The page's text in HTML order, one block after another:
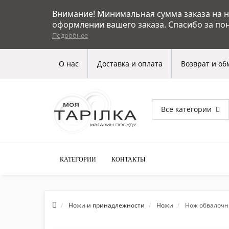
Внимание! Минимальная сумма заказа на
оформлении вашего заказа. Спасибо за
Подробнее
О нас Доставка и оплата Возврат и
Все категории
КАТЕГОРИИ КОНТАКТЫ
Ножи и принадлежности Ножи Нож